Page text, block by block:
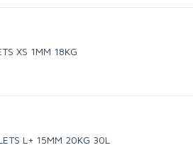
XS 1MM 18KG
L+ 15MM 20KG 30L